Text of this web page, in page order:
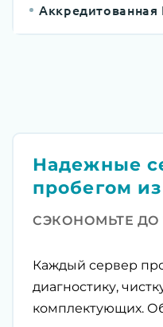
Надежные
пробегом
СЭКОНОМЬТЕ ДО
Каждый сервер
диагностику,
комплектующих.